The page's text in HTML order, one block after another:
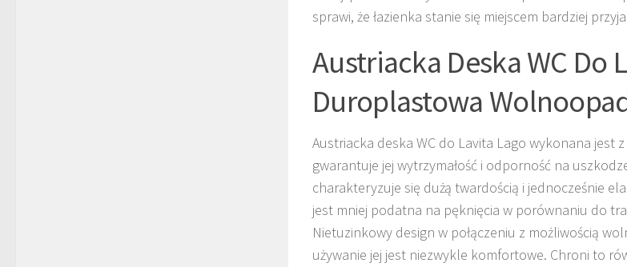
sprawi, że łazienka stanie się miejscem bardziej
Austriacka Deska WC Do
Duroplastowa
Austriacka deska WC do Lavita Lago wykonana jest
gwarantuje jej wytrzymałość i odporność na
charakteryzuje się dużą twardością i jednocześnie
jest mniej podatna na pęknięcia w porównaniu do
Nietuzinkowy design w połączeniu z możliwością
używanie jej jest niezwykle komfortowe. Chroni to